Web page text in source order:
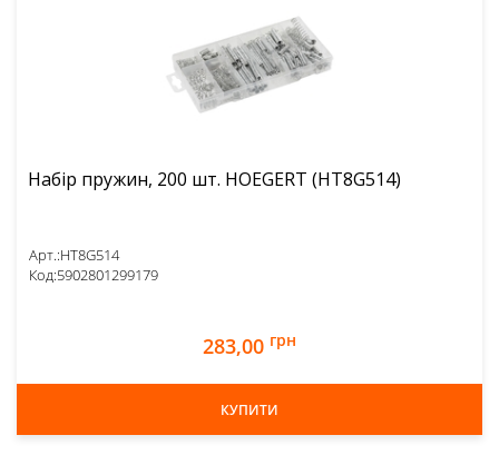
Набір пружин, 200 шт. HOEGERT (HT8G514)
Арт.:HT8G514
Код:5902801299179
283,00 грн
КУПИТИ